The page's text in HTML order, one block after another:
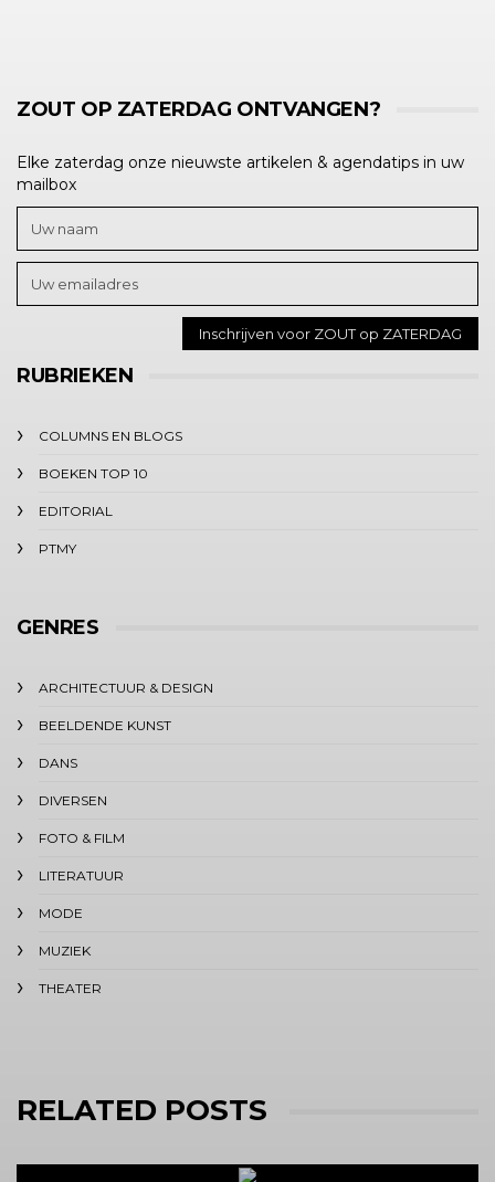
ZOUT OP ZATERDAG ONTVANGEN?
Elke zaterdag onze nieuwste artikelen & agendatips in uw
mailbox
RUBRIEKEN
COLUMNS EN BLOGS
BOEKEN TOP 10
EDITORIAL
PTMY
GENRES
ARCHITECTUUR & DESIGN
BEELDENDE KUNST
DANS
DIVERSEN
FOTO & FILM
LITERATUUR
MODE
MUZIEK
THEATER
RELATED POSTS